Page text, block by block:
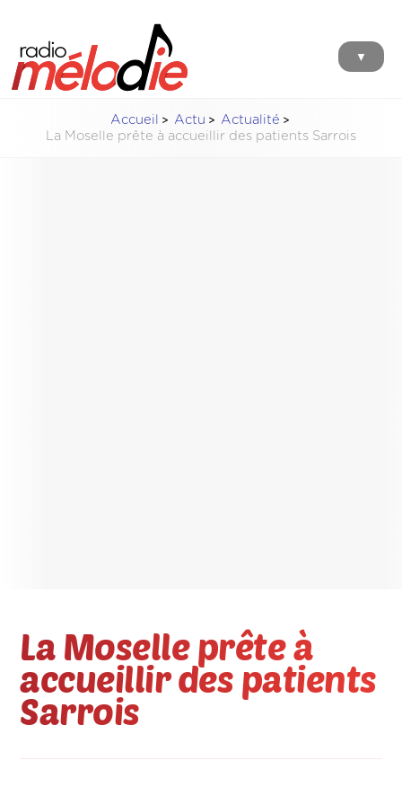
▼
Accueil Actu
Actualité
La Moselle prête à accueillir des patients Sarrois
La Moselle prête à
accueillir des patients
Sarrois